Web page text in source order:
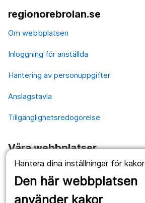
Hantera dina inställningar för kakor
Den här webbplatsen
använder kakor
regionorebrolan.se
Om webbplatsen
Inloggning för anställda
Hantering av personuppgifter
Anslagstavla
Tillgänglighetsredogörelse
Våra webbplatser
1177.se
Länstrafiken